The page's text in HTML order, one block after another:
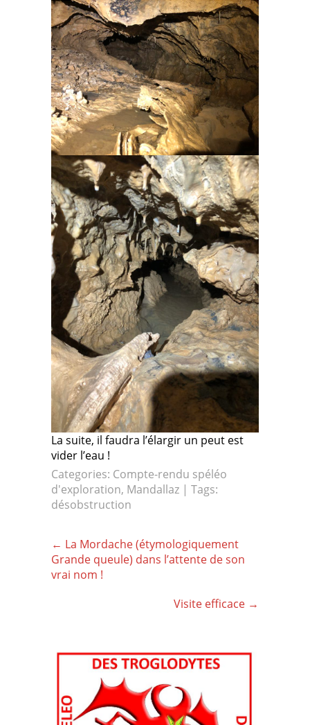
La suite, il faudra l’élargir un peut est
vider l’eau !
Categories: Compte-rendu spéléo
d'exploration, Mandallaz | Tags:
désobstruction
Post
navigation
← La Mordache (étymologiquement
Grande queule) dans l’attente de son
vrai nom !
Visite efficace →